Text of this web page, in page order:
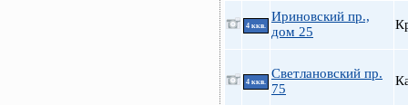
4 ккв.
Ириновский пр.,
дом 25
4 ккв.
Светлановский пр.
75